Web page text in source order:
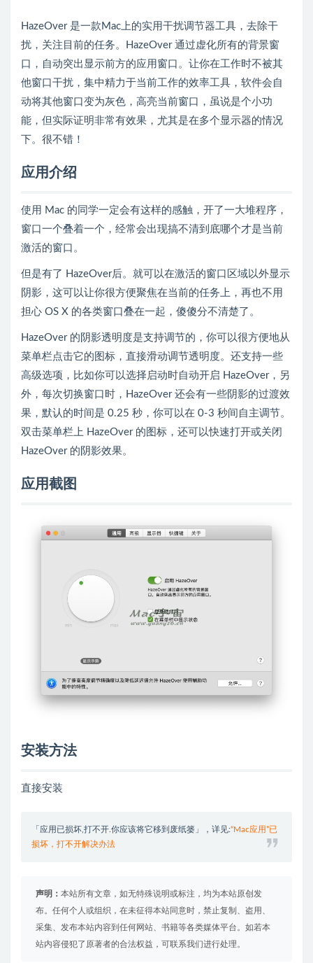
HazeOver 是一款Mac上的实用干扰调节器工具，去除干
扰，关注目前的任务。HazeOver 通过虚化所有的背景窗
口，自动突出显示前方的应用窗口。让你在工作时不被其
他窗口干扰，集中精力于当前工作的效率工具，软件会自
动将其他窗口变为灰色，高亮当前窗口，虽说是个小功
能，但实际证明非常有效果，尤其是在多个显示器的情况
下。很不错！
应用介绍
使用 Mac 的同学一定会有这样的感触，开了一大堆程序，
窗口一个叠着一个，经常会出现搞不清到底哪个才是当前
激活的窗口。
但是有了 HazeOver后。就可以在激活的窗口区域以外显示
阴影，这可以让你很方便聚焦在当前的任务上，再也不用
担心 OS X 的各类窗口叠在一起，傻傻分不清楚了。
HazeOver 的阴影透明度是支持调节的，你可以很方便地从
菜单栏点击它的图标，直接滑动调节透明度。还支持一些
高级选项，比如你可以选择启动时自动开启 HazeOver，另
外，每次切换窗口时，HazeOver 还会有一些阴影的过渡效
果，默认的时间是 0.25 秒，你可以在 0-3 秒间自主调节。
双击菜单栏上 HazeOver 的图标，还可以快速打开或关闭
HazeOver 的阴影效果。
应用截图
安装方法
直接安装
「应用已损坏,打不开.你应该将它移到废纸篓」，详见:“Mac应用”已
损坏，打不开解决办法
声明： 本站所有文章，如无特殊说明或标注，均为本站原创发
布。任何个人或组织，在未征得本站同意时，禁止复制、盗用、
采集、发布本站内容到任何网站、书籍等各类媒体平台。如若本
站内容侵犯了原著者的合法权益，可联系我们进行处理。